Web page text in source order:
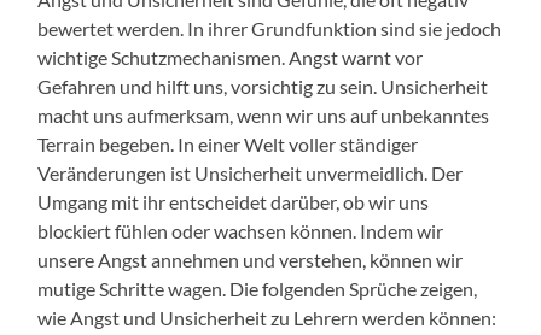
bewertet werden. In ihrer Grundfunktion sind sie jedoch
wichtige Schutzmechanismen. Angst warnt vor
Gefahren und hilft uns, vorsichtig zu sein. Unsicherheit
macht uns aufmerksam, wenn wir uns auf unbekanntes
Terrain begeben. In einer Welt voller ständiger
Veränderungen ist Unsicherheit unvermeidlich. Der
Umgang mit ihr entscheidet darüber, ob wir uns
blockiert fühlen oder wachsen können. Indem wir
unsere Angst annehmen und verstehen, können wir
mutige Schritte wagen. Die folgenden Sprüche zeigen,
wie Angst und Unsicherheit zu Lehrern werden können: